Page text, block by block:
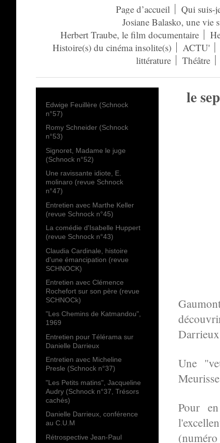
Page d’accueil
Qui suis-
Josiane Balasko, une vie
Herbert Traube, le film documentaire
Histoire(s) du cinéma insolite(s)
ACTU'
littérature
Théâtre
le
Une
Pour
Edwige Feuillère (Schnock
n°57)
Romy Schneider (Schnock
n°53)
Signoret, Madame le juge
(Schnock n°52)
Une ravissante idiote, E.
molinaro (revue Schnock
n°47)
Entretien avec Marthe Keller
(revue Schnock n°45)
La comédie d'Isabelle Huppert
(revue Schnock n°43)
Claudia Cardinale, histoire
d'une émancipation (revue
SCHNOCK)
Entretien avec Clémence
Rochefort sur son père (revue
SCHNOCk)
"Les Chemins de Katmandou",
1969
Entretien pour Télérama sur
Danielle Darrieux
Entretien avec Micheline
Presle (Schnock n°37)
"Les Petits matins", Jacqueline
Audry (Schnock n°37, Trésors
cachés)
Danielle Darrieux, conférence
au C.U.M
Rétrospective Jean-Paul